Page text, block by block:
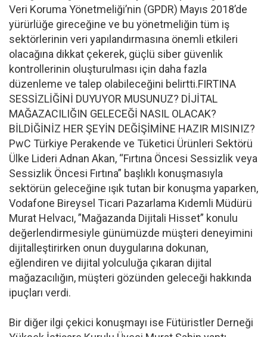
Veri Koruma Yönetmeliği’nin (GPDR) Mayıs 2018’de
yürürlüğe gireceğine ve bu yönetmeliğin tüm iş
sektörlerinin veri yapılandırmasına önemli etkileri
olacağına dikkat çekerek, güçlü siber güvenlik
kontrollerinin oluşturulması için daha fazla
düzenleme ve talep olabileceğini belirtti.FIRTINA
SESSİZLİĞİNİ DUYUYOR MUSUNUZ? DİJİTAL
MAĞAZACILIĞIN GELECEĞİ NASIL OLACAK?
BİLDİĞİNİZ HER ŞEYİN DEĞİŞİMİNE HAZIR MISINIZ?
PwC Türkiye Perakende ve Tüketici Ürünleri Sektörü
Ülke Lideri Adnan Akan, “Fırtına Öncesi Sessizlik veya
Sessizlik Öncesi Fırtına” başlıklı konuşmasıyla
sektörün geleceğine ışık tutan bir konuşma yaparken,
Vodafone Bireysel Ticari Pazarlama Kıdemli Müdürü
Murat Helvacı, ”Mağazanda Dijitali Hisset” konulu
değerlendirmesiyle günümüzde müşteri deneyimini
dijitalleştirirken onun duygularına dokunan,
eğlendiren ve dijital yolculuğa çıkaran dijital
mağazacılığın, müşteri gözünden geleceği hakkında
ipuçları verdi.
Bir diğer ilgi çekici konuşmayı ise Fütüristler Derneği